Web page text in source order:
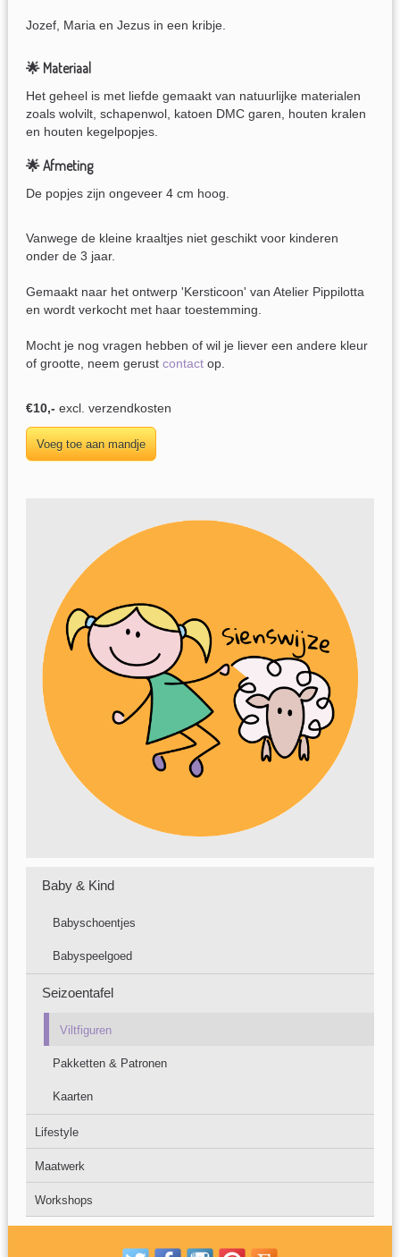
Jozef, Maria en Jezus in een kribje.
🌟 Materiaal
Het geheel is met liefde gemaakt van natuurlijke materialen
zoals wolvilt, schapenwol, katoen DMC garen, houten kralen
en houten kegelpopjes.
🌟 Afmeting
De popjes zijn ongeveer 4 cm hoog.
Vanwege de kleine kraaltjes niet geschikt voor kinderen
onder de 3 jaar.
Gemaakt naar het ontwerp 'Kersticoon' van Atelier Pippilotta
en wordt verkocht met haar toestemming.
Mocht je nog vragen hebben of wil je liever een andere kleur
of grootte, neem gerust contactop.
€10,- excl. verzendkosten
Baby & Kind
Babyschoentjes
Babyspeelgoed
Seizoentafel
Viltfiguren
Pakketten & Patronen
Kaarten
Lifestyle
Maatwerk
Workshops